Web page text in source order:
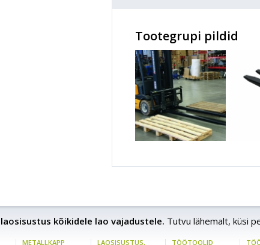
Tootegrupi pildid
kõikidele lao vajadustele. Tutvu lähemalt, küsi
METALLKAPP
LAOSISUSTUS,
TÖÖTOOLID